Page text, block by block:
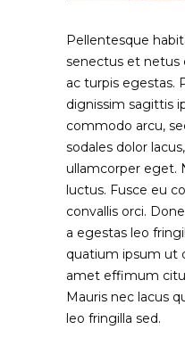
Pellentesque
senectus et netus
ac turpis egestas.
dignissim sagittis
commodo arcu,
sodales dolor
ullamcorper eget.
luctus. Fusce eu
convallis orci.
a egestas leo
quatium ipsum ut
amet effimum
Mauris nec lacus
leo fringilla sed.